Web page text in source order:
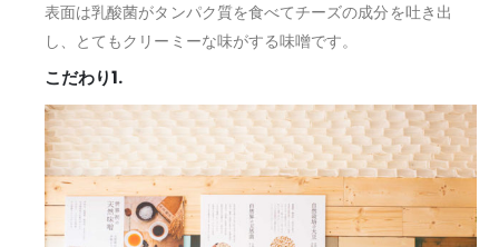
表面は乳酸菌がタンパク質を食べてチーズの成分を吐き出
し、とてもクリーミーな味がする味噌です。
こだわり1.